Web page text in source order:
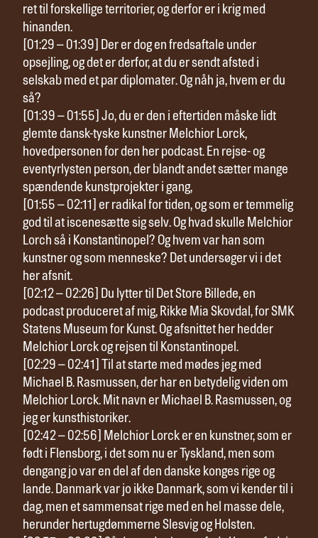
ret til forskellige territorier, og derfor er i krig med
hinanden.
[01:29 – 01:39] Der er dog en fredsaftale under
opsejling, og det er derfor, at du er sendt afsted i
selskab med et par diplomater. Og nåh ja, hvem er du
så?
[01:39 – 01:55] Jo, du er den i eftertiden måske lidt
glemte dansk-tyske kunstner Melchior Lorck,
hovedpersonen for den her podcast. En rejse- og
eventyrlysten person, der blandt andet sætter mange
spændende kunstprojekter i gang,
[01:55 – 02:11] er radikal for tiden, og som er temmelig
god til at iscenesætte sig selv. Og hvad skulle Melchior
Lorch så i Konstantinopel? Og hvem var han som
kunstner og som menneske? Det undersøger vi i det
her afsnit.
[02:12 – 02:26] Du lytter til Det Store Billede, en
podcast produceret af mig, Rikke Mia Skovdal, for SMK
Statens Museum for Kunst. Og afsnittet her hedder
Melchior Lorck og rejsen til Konstantinopel.
[02:29 – 02:41] Til at starte med mødes jeg med
Michael B. Rasmussen, der har en betydelig viden om
Melchior Lorck. Mit navn er Michael B. Rasmussen, og
jeg er kunsthistoriker.
[02:42 – 02:56] Melchior Lorck er en kunstner, som er
født i Flensborg, i det som nu er Tyskland, men som
dengang jo var en del af den danske konges rige og
lande. Danmark var jo ikke Danmark, som vi kender til i
dag, men et sammensat rige med en hel masse dele,
herunder hertugdømmerne Slesvig og Holsten.